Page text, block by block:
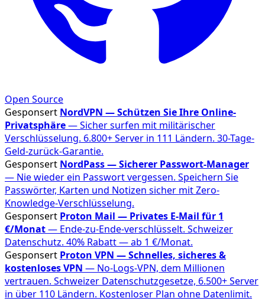
Open Source
Gesponsert NordVPN — Schützen Sie Ihre Online-
Privatsphäre— Sicher surfen mit militärischer
Verschlüsselung. 6.800+ Server in 111 Ländern. 30-Tage-
Geld-zurück-Garantie.
Gesponsert NordPass — Sicherer Passwort-Manager
— Nie wieder ein Passwort vergessen. Speichern Sie
Passwörter, Karten und Notizen sicher mit Zero-
Knowledge-Verschlüsselung.
Gesponsert Proton Mail — Privates E-Mail für 1
€/Monat— Ende-zu-Ende-verschlüsselt. Schweizer
Datenschutz. 40% Rabatt — ab 1 €/Monat.
Gesponsert Proton VPN — Schnelles, sicheres &
kostenloses VPN — No-Logs-VPN, dem Millionen
vertrauen. Schweizer Datenschutzgesetze, 6.500+ Server
in über 110 Ländern. Kostenloser Plan ohne Datenlimit.